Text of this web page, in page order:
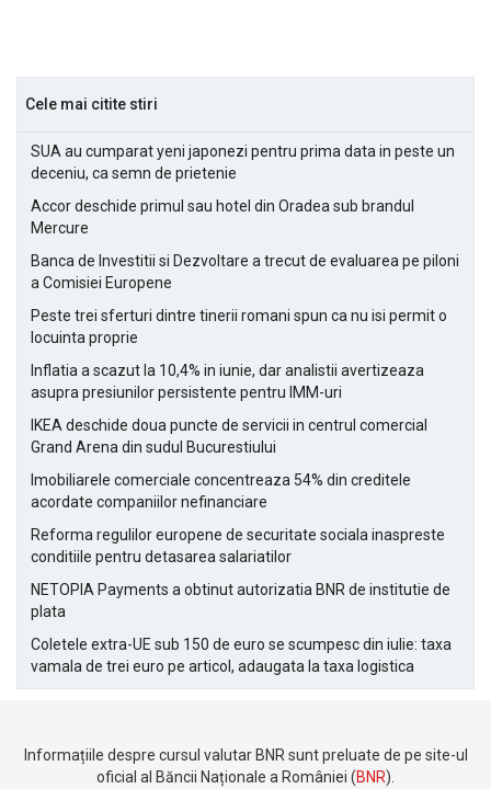
Cele mai citite stiri
SUA au cumparat yeni japonezi pentru prima data in peste un
deceniu, ca semn de prietenie
Accor deschide primul sau hotel din Oradea sub brandul
Mercure
Banca de Investitii si Dezvoltare a trecut de evaluarea pe piloni
a Comisiei Europene
Peste trei sferturi dintre tinerii romani spun ca nu isi permit o
locuinta proprie
Inflatia a scazut la 10,4% in iunie, dar analistii avertizeaza
asupra presiunilor persistente pentru IMM-uri
IKEA deschide doua puncte de servicii in centrul comercial
Grand Arena din sudul Bucurestiului
Imobiliarele comerciale concentreaza 54% din creditele
acordate companiilor nefinanciare
Reforma regulilor europene de securitate sociala inaspreste
conditiile pentru detasarea salariatilor
NETOPIA Payments a obtinut autorizatia BNR de institutie de
plata
Coletele extra-UE sub 150 de euro se scumpesc din iulie: taxa
vamala de trei euro pe articol, adaugata la taxa logistica
Informațiile despre cursul valutar BNR sunt preluate de pe site-ul
oficial al Băncii Naționale a României (BNR).